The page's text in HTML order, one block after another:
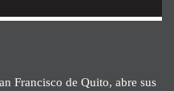
Francisco de Quito, abre sus